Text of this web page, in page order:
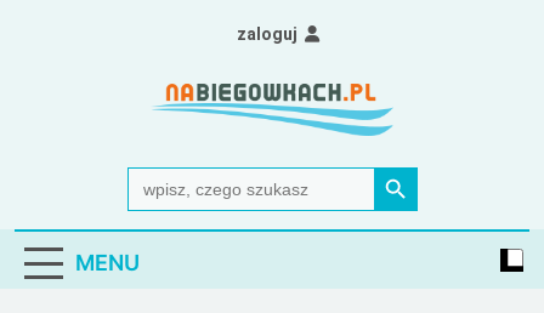
Nabiegowkach.pl
portal miłośników narciarstwa biegowego
Search
for:
Search Button
zaloguj
MENU